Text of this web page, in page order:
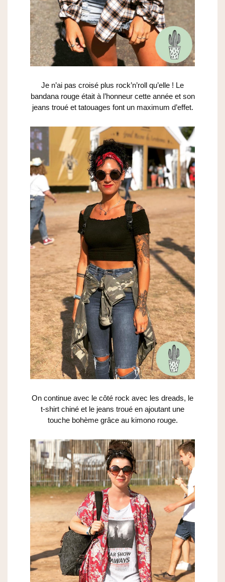
Je n’ai pas croisé plus rock’n’roll qu’elle ! Le
bandana rouge était à l’honneur cette année et son
jeans troué et tatouages font un maximum d’effet.
On continue avec le côté rock avec les dreads, le
t-shirt chiné et le jeans troué en ajoutant une
touche bohème grâce au kimono rouge.